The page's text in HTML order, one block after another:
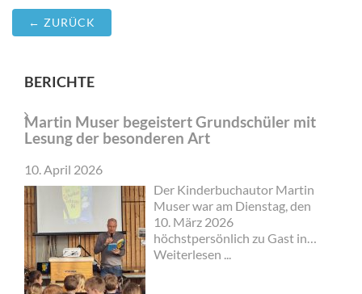
← ZURÜCK
BERICHTE
Martin Muser begeistert Grundschüler mit
Lesung der besonderen Art
10. April 2026
Der Kinderbuchautor Martin
Muser war am Dienstag, den
10. März 2026
höchstpersönlich zu Gast in
der Grundschule Am See in
Weiterlesen ...